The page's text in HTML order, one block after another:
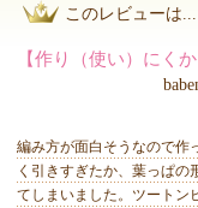
このレビューは...
【作り（使い）にくか
編み方が面白そうなので作
く引きすぎたか、葉っぱの
てしまいました。ツートン